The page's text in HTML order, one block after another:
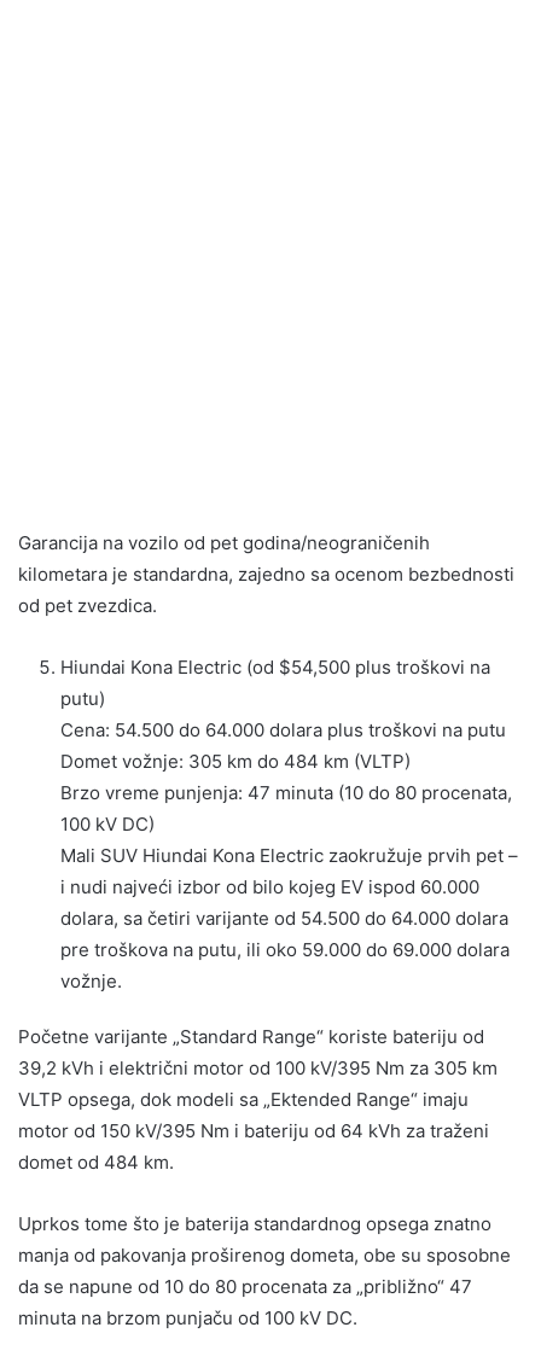
Garancija na vozilo od pet godina/neograničenih
kilometara je standardna, zajedno sa ocenom bezbednosti
od pet zvezdica.
Hiundai Kona Electric (od $54,500 plus troškovi na
putu)
Cena: 54.500 do 64.000 dolara plus troškovi na putu
Domet vožnje: 305 km do 484 km (VLTP)
Brzo vreme punjenja: 47 minuta (10 do 80 procenata,
100 kV DC)
Mali SUV Hiundai Kona Electric zaokružuje prvih pet –
i nudi najveći izbor od bilo kojeg EV ispod 60.000
dolara, sa četiri varijante od 54.500 do 64.000 dolara
pre troškova na putu, ili oko 59.000 do 69.000 dolara
vožnje.
Početne varijante „Standard Range“ koriste bateriju od
39,2 kVh i električni motor od 100 kV/395 Nm za 305 km
VLTP opsega, dok modeli sa „Ektended Range“ imaju
motor od 150 kV/395 Nm i bateriju od 64 kVh za traženi
domet od 484 km.
Uprkos tome što je baterija standardnog opsega znatno
manja od pakovanja proširenog dometa, obe su sposobne
da se napune od 10 do 80 procenata za „približno“ 47
minuta na brzom punjaču od 100 kV DC.